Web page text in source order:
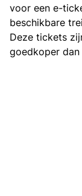
voor een e-
beschikbare
Deze tickets
goedkoper dan